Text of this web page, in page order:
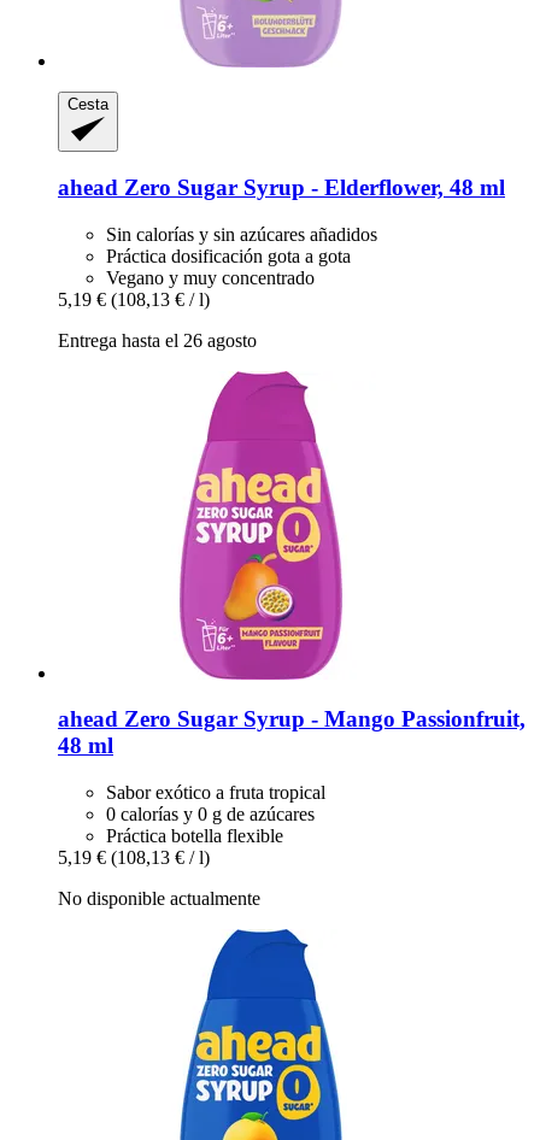
Cesta
ahead Zero Sugar Syrup -​ Elderflower, 48 ml
Sin calorías y sin azúcares añadidos
Práctica dosificación gota a gota
Vegano y muy concentrado
5,19 € (108,13 € / l)
Entrega hasta el 26 agosto
ahead Zero Sugar Syrup -​ Mango Passionfruit,
48 ml
Sabor exótico a fruta tropical
0 calorías y 0 g de azúcares
Práctica botella flexible
5,19 € (108,13 € / l)
No disponible actualmente